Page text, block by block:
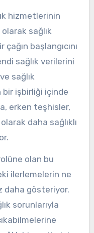
hizmetlerinin
sağlık
başlangıcını
sağlık verilerini
sağlık
bir işbirliği içinde
erken teşhisler,
daha sağlıklı
olan bu
ilerlemelerin ne
daha gösteriyor.
sorunlarıyla